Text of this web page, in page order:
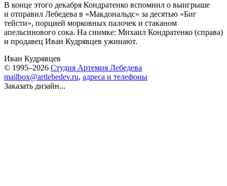
В конце этого декабря Кондратенко вспомнил о выигрыше
и отправил Лебедева в «Макдональдс» за десятью «Биг
тейсти», порцией морковных палочек и стаканом
апельсинового сока. На снимке: Михаил Кондратенко (справа)
и продавец Иван Кудрявцев ужинают.
Иван Кудрявцев
© 1995–2026 Студия Артемия Лебедева
mailbox@artlebedev.ru, адреса и телефоны
Заказать дизайн...